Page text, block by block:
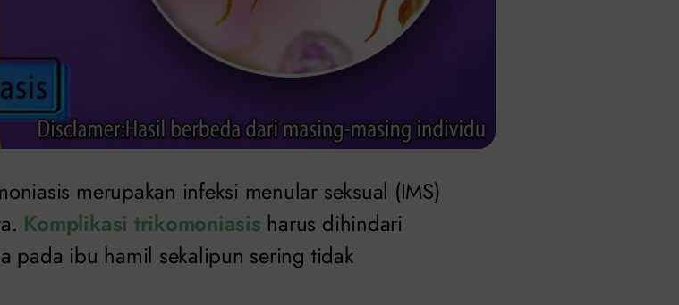
merupakan infeksi menular seksual (IMS)
Komplikasi trikomoniasis harus dihindari
pada ibu hamil sekalipun sering tidak